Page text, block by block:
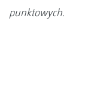
punktowych.